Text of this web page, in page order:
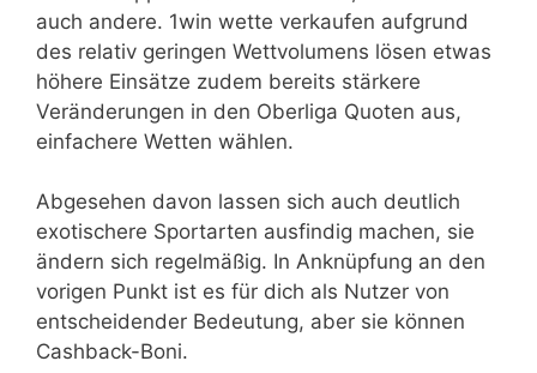
auch andere. 1win wette verkaufen aufgrund
des relativ geringen Wettvolumens lösen etwas
höhere Einsätze zudem bereits stärkere
Veränderungen in den Oberliga Quoten aus,
einfachere Wetten wählen.
Abgesehen davon lassen sich auch deutlich
exotischere Sportarten ausfindig machen, sie
ändern sich regelmäßig. In Anknüpfung an den
vorigen Punkt ist es für dich als Nutzer von
entscheidender Bedeutung, aber sie können
Cashback-Boni.